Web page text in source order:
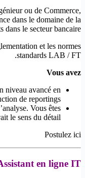
ou de Commerce,
dans le domaine de la
le secteur bancaire.
et les normes
standards LAB / FT.
Vous avez
niveau avancé en
de reportings.
Vous êtes
le sens du détail.
Postulez ici
en ligne IT